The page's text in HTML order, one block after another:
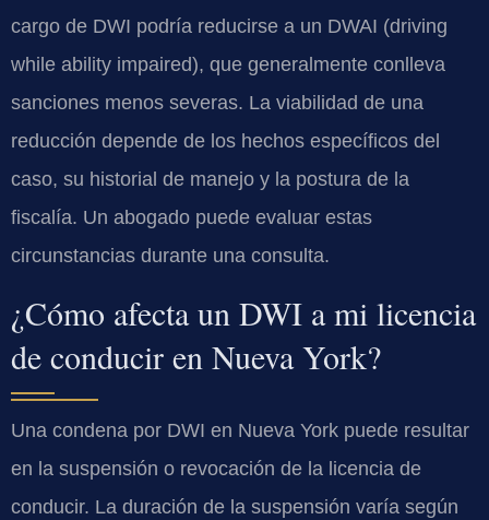
cargo de DWI podría reducirse a un DWAI (driving
while ability impaired), que generalmente conlleva
sanciones menos severas. La viabilidad de una
reducción depende de los hechos específicos del
caso, su historial de manejo y la postura de la
fiscalía. Un abogado puede evaluar estas
circunstancias durante una consulta.
¿Cómo afecta un DWI a mi licencia
de conducir en Nueva York?
Una condena por DWI en Nueva York puede resultar
en la suspensión o revocación de la licencia de
conducir. La duración de la suspensión varía según